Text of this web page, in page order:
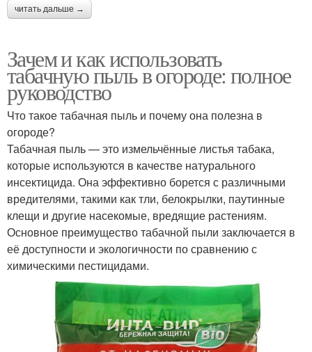
читать дальше →
Зачем и как использовать
табачную пыль в огороде: полное
руководство
Что такое табачная пыль и почему она полезна в
огороде?
Табачная пыль — это измельчённые листья табака,
которые используются в качестве натурального
инсектицида. Она эффективно борется с различными
вредителями, такими как тли, белокрылки, паутинные
клещи и другие насекомые, вредящие растениям.
Основное преимущество табачной пыли заключается в
её доступности и экологичности по сравнению с
химическими пестицидами.